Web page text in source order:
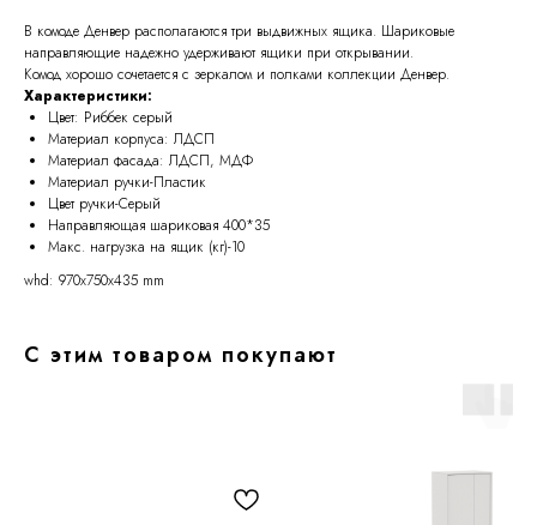
В комоде Денвер располагаются три выдвижных ящика. Шариковые
направляющие надежно удерживают ящики при открывании.
Комод хорошо сочетается с зеркалом и полками коллекции Денвер.
Характеристики:
Цвет: Риббек серый
Материал корпуса: ЛДСП
Материал фасада: ЛДСП, МДФ
Материал ручки-Пластик
Цвет ручки-Серый
Направляющая шариковая 400*35
Макс. нагрузка на ящик (кг)-10
whd: 970x750x435 mm
С этим товаром покупают